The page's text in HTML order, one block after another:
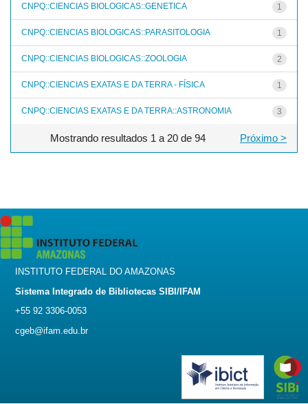
CNPQ::CIENCIAS BIOLOGICAS::GENETICA 1
CNPQ::CIENCIAS BIOLOGICAS::PARASITOLOGIA 1
CNPQ::CIENCIAS BIOLOGICAS::ZOOLOGIA 2
CNPQ::CIENCIAS EXATAS E DA TERRA - FÍSICA 1
CNPQ::CIENCIAS EXATAS E DA TERRA::ASTRONOMIA 3
Mostrando resultados 1 a 20 de 94 Próximo >
INSTITUTO FEDERAL DO AMAZONAS
Sistema Integrado de Bibliotecas SIBI/IFAM
+55 92 3306-0053
cgeb@ifam.edu.br